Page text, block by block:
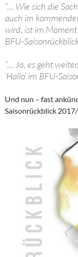
“… Wie sich die
auch im
wird, ist im
BFU-
“… Ja, es geht
’Hallo’ im BFU-
Und nun – fast
Saisonrückblick